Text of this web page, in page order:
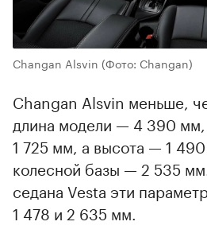
Changan Alsvin (Фото: Changan)
Changan Alsvin меньше,
длина модели — 4 390
1 725 мм, а высота — 1
колесной базы — 2 535
седана Vesta эти
1 478 и 2 635 мм.